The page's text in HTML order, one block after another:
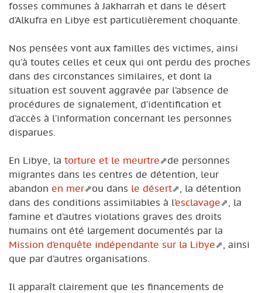
fosses communes à Jakharrah et dans le désert
d’Alkufra en Libye est particulièrement choquante.
Nos pensées vont aux familles des victimes, ainsi
qu’à toutes celles et ceux qui ont perdu des proches
dans des circonstances similaires, et dont la
situation est souvent aggravée par l’absence de
procédures de signalement, d’identification et
d’accès à l’information concernant les personnes
disparues.
En Libye, la torture et le meurtre
de personnes
migrantes dans les centres de détention, leur
abandon en mer ou dans le désert
, la détention
dans des conditions assimilables à l’esclavage
, la
famine et d’autres violations graves des droits
humains ont été largement documentés par la
Mission d’enquête indépendante sur la Libye
, ainsi
que par d’autres organisations.
Il apparaît clairement que les financements de